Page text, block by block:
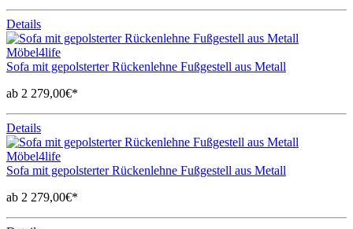
Details
Möbel4life
Sofa mit gepolsterter Rückenlehne Fußgestell aus Metall
ab 2 279,00€*
Details
Möbel4life
Sofa mit gepolsterter Rückenlehne Fußgestell aus Metall
ab 2 279,00€*